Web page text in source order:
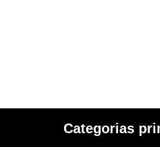
Categorias